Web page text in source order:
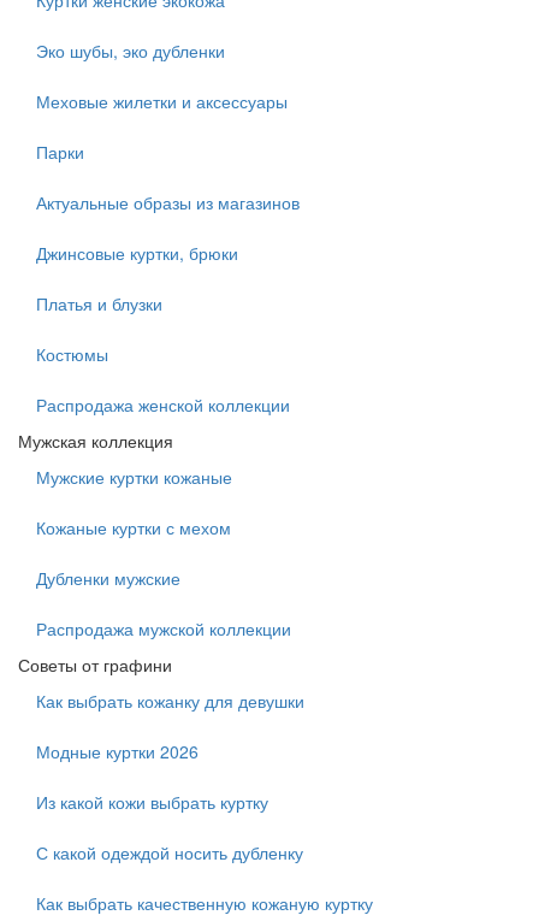
Эко шубы, эко дубленки
Меховые жилетки и аксессуары
Парки
Актуальные образы из магазинов
Джинсовые куртки, брюки
Платья и блузки
Костюмы
Распродажа женской коллекции
Мужская коллекция
Мужские куртки кожаные
Кожаные куртки с мехом
Дубленки мужские
Распродажа мужской коллекции
Советы от графини
Как выбрать кожанку для девушки
Модные куртки 2026
Из какой кожи выбрать куртку
С какой одеждой носить дубленку
Как выбрать качественную кожаную куртку